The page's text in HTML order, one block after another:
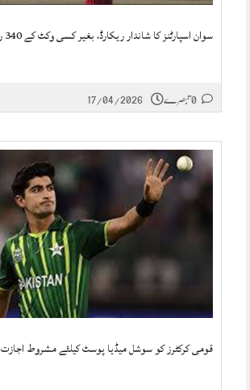
سوان اسپارٹنز کا شاندار ریکارڈ، بغیر کسی وکٹ کے 340 رنز
17/04/2026
قومی کرکٹرز کو سوشل میڈیا پوسٹ کیلئے مشروط اجازت